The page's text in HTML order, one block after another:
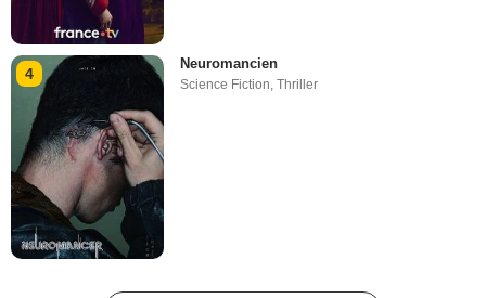
4
Neuromancien
Science Fiction ,Thriller